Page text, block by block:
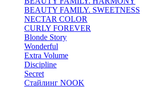
BEAUTY FAMILY. SWEETNESS
NECTAR COLOR
CURLY FOREVER
Blonde Story
Wonderful
Extra Volume
Discipline
Secret
Стайлинг NOOK